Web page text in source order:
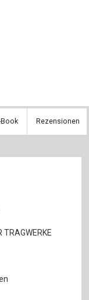
Book Rezensionen
TRAGWERKE